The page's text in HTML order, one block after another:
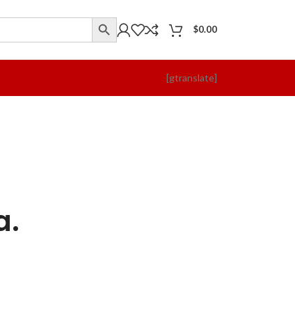
$0.00
[gtranslate]